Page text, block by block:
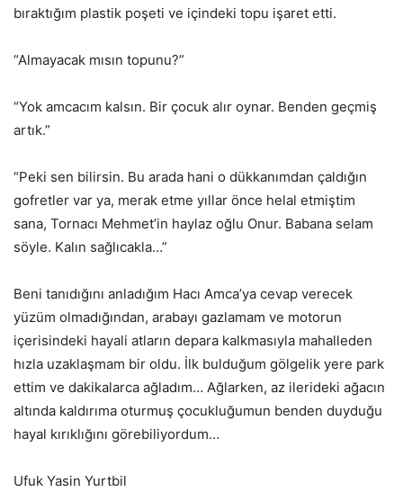
bıraktığım plastik poşeti ve içindeki topu işaret etti.
“Almayacak mısın topunu?”
“Yok amcacım kalsın. Bir çocuk alır oynar. Benden geçmiş
artık.”
“Peki sen bilirsin. Bu arada hani o dükkanımdan çaldığın
gofretler var ya, merak etme yıllar önce helal etmiştim
sana, Tornacı Mehmet’in haylaz oğlu Onur. Babana selam
söyle. Kalın sağlıcakla…”
Beni tanıdığını anladığım Hacı Amca’ya cevap verecek
yüzüm olmadığından, arabayı gazlamam ve motorun
içerisindeki hayali atların depara kalkmasıyla mahalleden
hızla uzaklaşmam bir oldu. İlk bulduğum gölgelik yere park
ettim ve dakikalarca ağladım… Ağlarken, az ilerideki ağacın
altında kaldırıma oturmuş çocukluğumun benden duyduğu
hayal kırıklığını görebiliyordum…
Ufuk Yasin Yurtbil